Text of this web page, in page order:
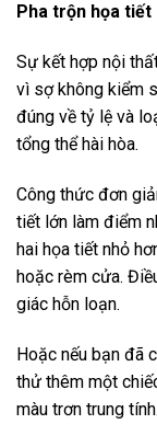
Pha trộn họa tiết
Sự kết hợp nội
vì sợ không kiểm
đúng về tỷ lệ và
tổng thể hài hòa.
Công thức đơn
tiết lớn làm điểm
hai họa tiết nhỏ
hoặc rèm cửa.
giác hỗn loạn.
Hoặc nếu bạn đã
thử thêm một
màu trơn trung tính.